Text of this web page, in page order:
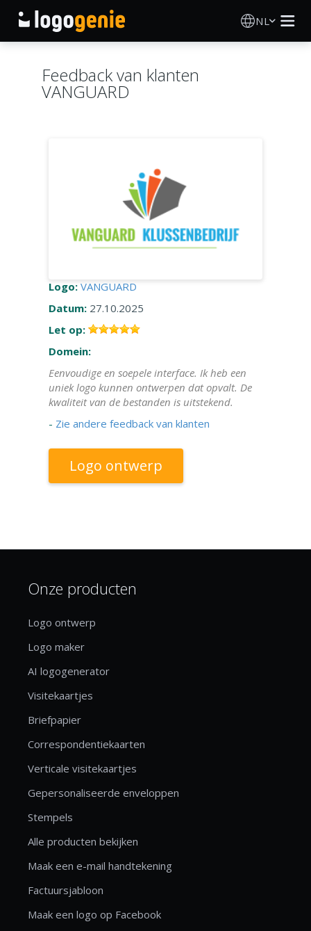
NL
AI logogenerator
Gedrukte producten
INLOGGEN
Feedback van klanten
VANGUARD
Logo: VANGUARD
Datum: 27.10.2025
Let op:
Domein:
Eenvoudige en soepele interface. Ik heb een
uniek logo kunnen ontwerpen dat opvalt. De
kwaliteit van de bestanden is uitstekend.
- Zie andere feedback van klanten
Logo ontwerp
Onze producten
Logo ontwerp
Logo maker
AI logogenerator
Visitekaartjes
Briefpapier
Correspondentiekaarten
Verticale visitekaartjes
Gepersonaliseerde enveloppen
Stempels
Alle producten bekijken
Maak een e-mail handtekening
Factuursjabloon
Maak een logo op Facebook